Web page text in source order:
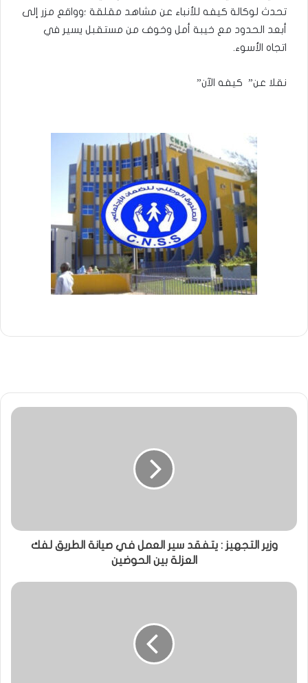
تحدث لوكالة كيفه للأنباء عن مشاهد مقلقة ؛وواقع مزر إلى
أبعد الحدود مع خيبة أمل وخوف من مستقبل يسير في
اتجاه الأسوء.
نقلا عن” كيفه الآن”
وزير التجهيز : يتفقد سير العمل في صيانة الطريق لفك
العزلة بين الحوضين